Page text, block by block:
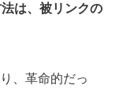
は、被リンクの
、革命的だっ